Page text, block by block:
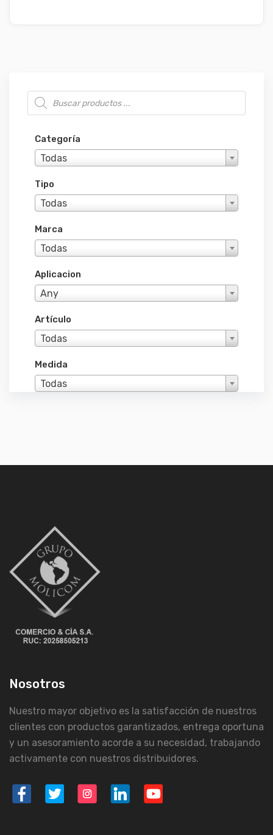
Búsqueda de productos
Categoría
Todas
Tipo
Todas
Marca
Todas
Aplicacion
Any
Artículo
Todas
Medida
Todas
Nosotros
Nuestro mayor objetivo es la satisfacción de nuestros
clientes con productos garantizados, entrega oportuna
y un asesoramiento acorde a su necesidad, trabajando
activamente con nuestros distribuidores.